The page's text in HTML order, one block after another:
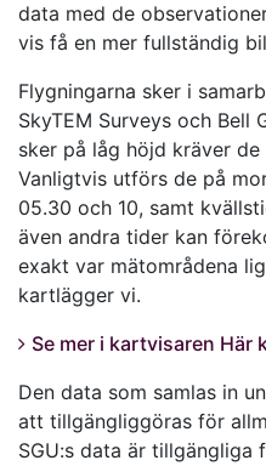
data med de
vis få en mer fullständig
Flygningarna sker i
SkyTEM Surveys och Bell
sker på låg höjd kräver
Vanligtvis utförs de på
05.30 och 10, samt
även andra tider kan
exakt var mätområdena
kartlägger vi.
Se mer i kartvisaren Här
Den data som samlas in
att tillgängliggöras för
SGU:s data är